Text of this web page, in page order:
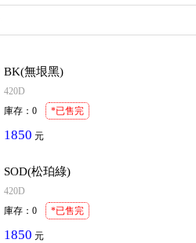
BK(無垠黑)
420D
庫存 ： 0 *已售完
1850 元
SOD(松珀綠)
420D
庫存 ： 0 *已售完
1850 元